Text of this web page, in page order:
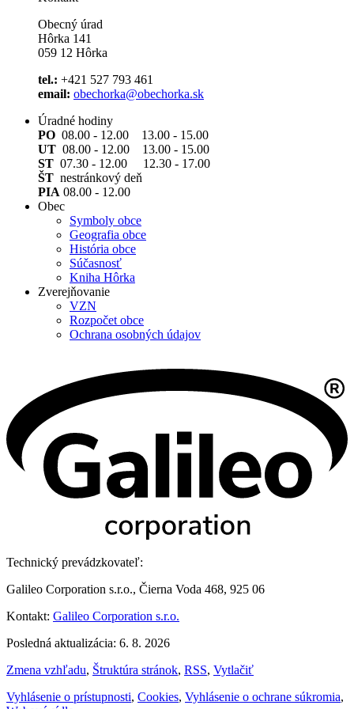
Obecný úrad
Hôrka 141
059 12 Hôrka
tel.: +421 527 793 461
email: obechorka@obechorka.sk
Úradné hodiny
PO 08.00 - 12.00 13.00 - 15.00
UT 08.00 - 12.00 13.00 - 15.00
ST 07.30 - 12.00 12.30 - 17.00
ŠT nestránkový deň
PIA 08.00 - 12.00
Obec
Symboly obce
Geografia obce
História obce
Súčasnosť
Kniha Hôrka
Zverejňovanie
VZN
Rozpočet obce
Ochrana osobných údajov
Technický prevádzkovateľ:
Galileo Corporation s.r.o., Čierna Voda 468, 925 06
Kontakt: Galileo Corporation s.r.o.
Posledná aktualizácia: 6. 8. 2026
Zmena vzhľadu, Štruktúra stránok, RSS, Vytlačiť
Vyhlásenie o prístupnosti, Cookies, Vyhlásenie o ochrane súkromia,